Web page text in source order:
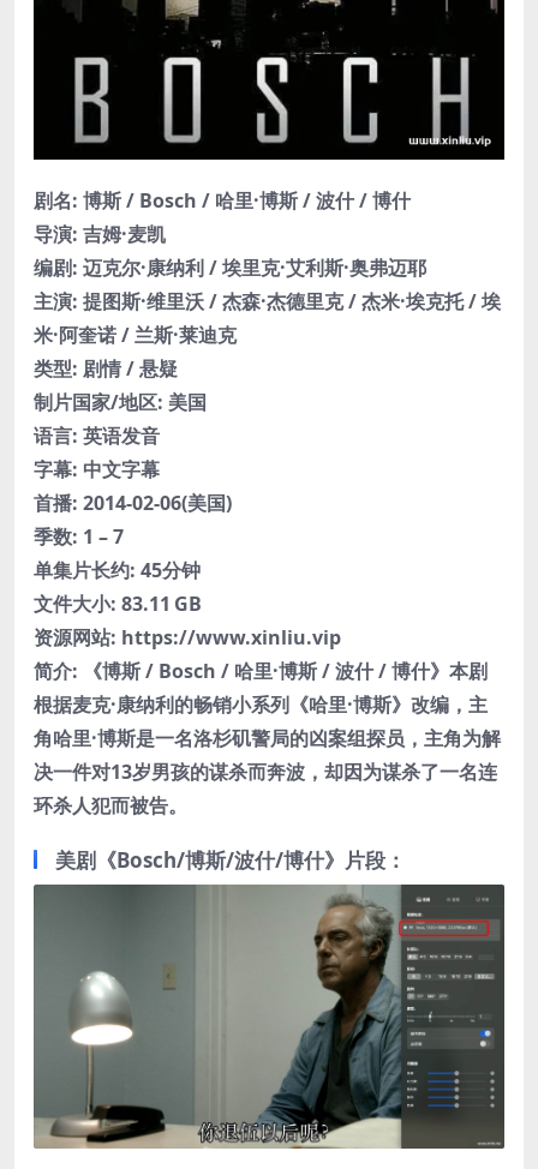
剧名: 博斯 / Bosch / 哈里·博斯 / 波什 / 博什
导演: 吉姆·麦凯
编剧: 迈克尔·康纳利 / 埃里克·艾利斯·奥弗迈耶
主演: 提图斯·维里沃 / 杰森·杰德里克 / 杰米·埃克托 / 埃
米·阿奎诺 / 兰斯·莱迪克
类型: 剧情 / 悬疑
制片国家/地区: 美国
语言: 英语发音
字幕: 中文字幕
首播: 2014-02-06(美国)
季数: 1 – 7
单集片长约: 45分钟
文件大小: 83.11 GB
资源网站: https://www.xinliu.vip
简介: 《博斯 / Bosch / 哈里·博斯 / 波什 / 博什》本剧
根据麦克·康纳利的畅销小系列《哈里·博斯》改编，主
角哈里·博斯是一名洛杉矶警局的凶案组探员，主角为解
决一件对13岁男孩的谋杀而奔波，却因为谋杀了一名连
环杀人犯而被告。
美剧《Bosch/博斯/波什/博什》片段：